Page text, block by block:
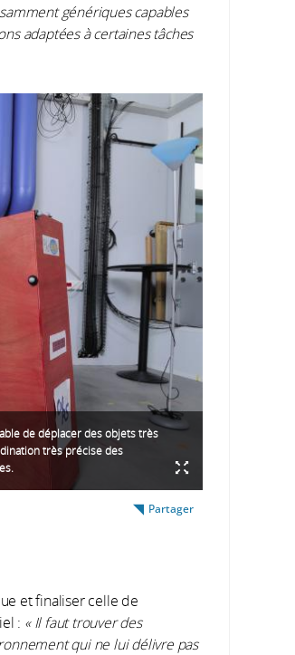
génériques capables
adaptées à certaines tâches
de déplacer des objets très
très précise des
Partager
et finaliser celle de
: « Il faut trouver des
qui ne lui délivre pas